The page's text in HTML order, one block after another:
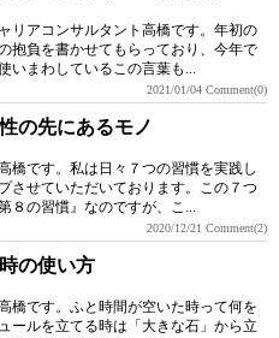
リアコンサルタント高橋です。年初の
抱負を書かせてもらっており、今年で
いまわしているこの言葉も...
2021/01/04 Comment(0)
の先にあるモノ
橋です。私は日々７つの習慣を実践し
させていただいております。この７つ
８の習慣』なのですが、こ...
2020/12/21 Comment(2)
の使い方
橋です。ふと時間が空いた時って何を
ールを立てる時は「大きな石」から立